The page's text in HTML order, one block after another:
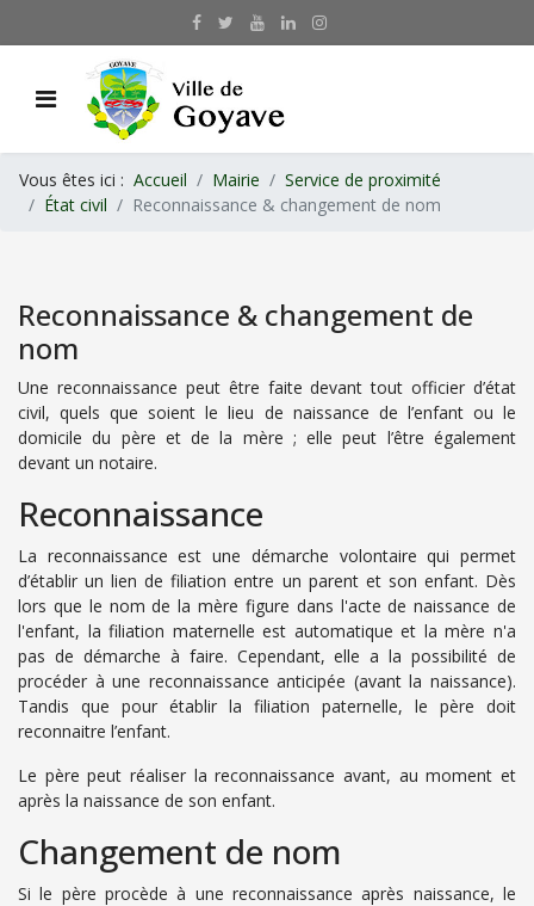
Vous êtes ici : Accueil Mairie
Service de proximité
État civil
Reconnaissance & changement de nom
Reconnaissance & changement de
nom
Une reconnaissance peut être faite devant tout officier d’état
civil, quels que soient le lieu de naissance de l’enfant ou le
domicile du père et de la mère ; elle peut l’être également
devant un notaire.
Reconnaissance
La reconnaissance est une démarche volontaire qui permet
d’établir un lien de filiation entre un parent et son enfant. Dès
lors que le nom de la mère figure dans l'acte de naissance de
l'enfant, la filiation maternelle est automatique et la mère n'a
pas de démarche à faire. Cependant, elle a la possibilité de
procéder à une reconnaissance anticipée (avant la naissance).
Tandis que pour établir la filiation paternelle, le père doit
reconnaitre l’enfant.
Le père peut réaliser la reconnaissance avant, au moment et
après la naissance de son enfant.
Changement de nom
Si le père procède à une reconnaissance après naissance, le